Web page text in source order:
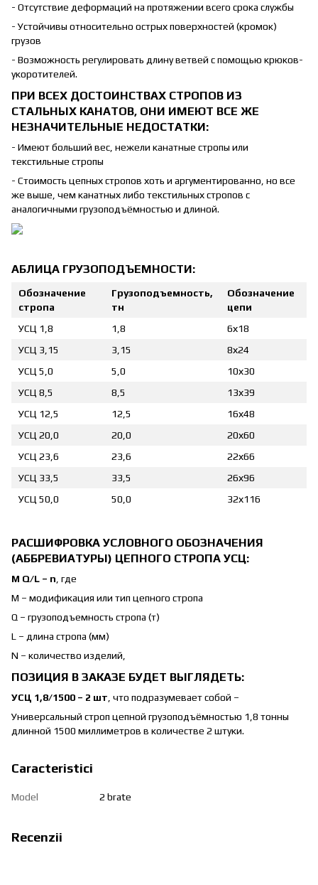
- Отсутствие деформаций на протяжении всего срока службы
- Устойчивы относительно острых поверхностей (кромок)
грузов
- Возможность регулировать длину ветвей с помощью крюков-
укоротителей.
ПРИ ВСЕХ ДОСТОИНСТВАХ СТРОПОВ ИЗ
СТАЛЬНЫХ КАНАТОВ, ОНИ ИМЕЮТ ВСЕ ЖЕ
НЕЗНАЧИТЕЛЬНЫЕ НЕДОСТАТКИ:
- Имеют больший вес, нежели канатные стропы или
текстильные стропы
- Стоимость цепных стропов хоть и аргументированно, но все
же выше, чем канатных либо текстильных стропов с
аналогичными грузоподъёмностью и длиной.
АБЛИЦА ГРУЗОПОДЪЕМНОСТИ:
Обозначение
стропа
Грузоподъемность,
тн
Обозначение
цепи
УСЦ 1,8
1,8
6х18
УСЦ 3,15
3,15
8х24
УСЦ 5,0
5,0
10х30
УСЦ 8,5
8,5
13х39
УСЦ 12,5
12,5
16х48
УСЦ 20,0
20,0
20х60
УСЦ 23,6
23,6
22х66
УСЦ 33,5
33,5
26х96
УСЦ 50,0
50,0 32х116
РАСШИФРОВКА УСЛОВНОГО ОБОЗНАЧЕНИЯ
(АББРЕВИАТУРЫ) ЦЕПНОГО СТРОПА УСЦ:
M Q/L – n, где
M – модификация или тип цепного стропа
Q – грузоподъемность стропа (т)
L – длина стропа (мм)
N – количество изделий,
ПОЗИЦИЯ В ЗАКАЗЕ БУДЕТ ВЫГЛЯДЕТЬ:
УСЦ 1,8/1500 – 2 шт , что подразумевает собой –
Универсальный строп цепной грузоподъёмностью 1,8 тонны
длинной 1500 миллиметров в количестве 2 штуки.
Caracteristici
Model 2 brate
Recenzii